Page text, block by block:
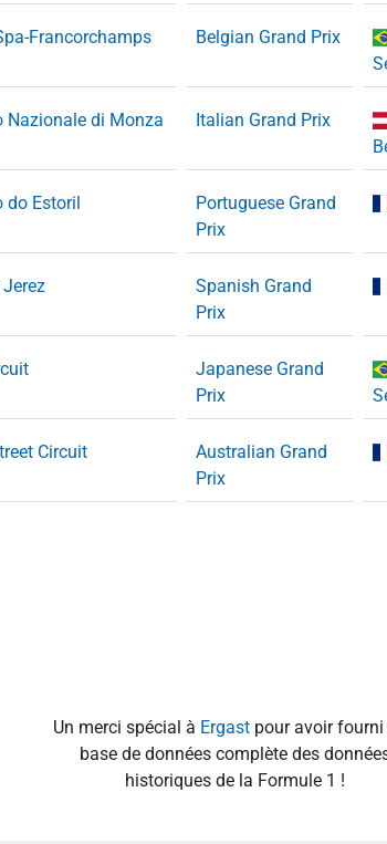
Francorchamps Belgian Grand Prix
Nazionale di Monza Italian Grand Prix
do Estoril
Portuguese Grand
Prix
Spanish Grand
Prix
Japanese Grand
Prix
Circuit
Australian Grand
Prix
Un merci spécial à Ergast pour avoir fourni
base de données complète des
historiques de la Formule 1 !